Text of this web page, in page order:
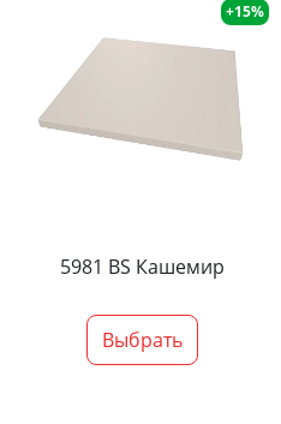
+15%
5981 BS Кашемир
Выбрать